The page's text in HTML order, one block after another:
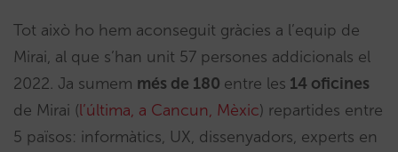
Tot això ho hem aconseguit gràcies a l’equip de
Mirai, al que s’han unit 57 persones addicionals el
2022. Ja sumem més de 180 entre les 14 oficines
de Mirai (l’última, a Cancun, Mèxic) repartides entre
5 països: informàtics, UX, dissenyadors, experts en